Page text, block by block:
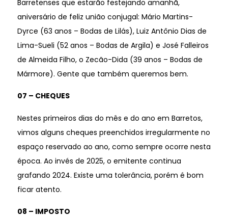
Barretenses que estarão festejando amanhã,
aniversário de feliz união conjugal: Mário Martins-
Dyrce (63 anos – Bodas de Lilás), Luiz Antônio Dias de
Lima-Sueli (52 anos – Bodas de Argila) e José Falleiros
de Almeida Filho, o Zecão-Dida (39 anos – Bodas de
Mármore). Gente que também queremos bem.
07 – CHEQUES
Nestes primeiros dias do mês e do ano em Barretos,
vimos alguns cheques preenchidos irregularmente no
espaço reservado ao ano, como sempre ocorre nesta
época. Ao invés de 2025, o emitente continua
grafando 2024. Existe uma tolerância, porém é bom
ficar atento.
08 – IMPOSTO